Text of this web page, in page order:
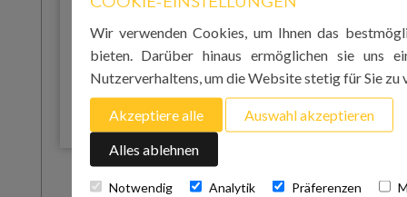
Mallorca die Landezeit am Flughafen angeben
müssen. Für die Rückfahrt zum Flughafen am
Wir empfehlen Ihnen dringend, dies mindestens
Wir verwenden Cookies, um Ihnen das
bieten. Darüber hinaus ermöglichen sie uns
Nutzerverhaltens, um die Website stetig für Sie zu
Akzeptiere alle
Auswahl akzeptieren
Alles ablehnen
Notwendig Analytik Präferenzen